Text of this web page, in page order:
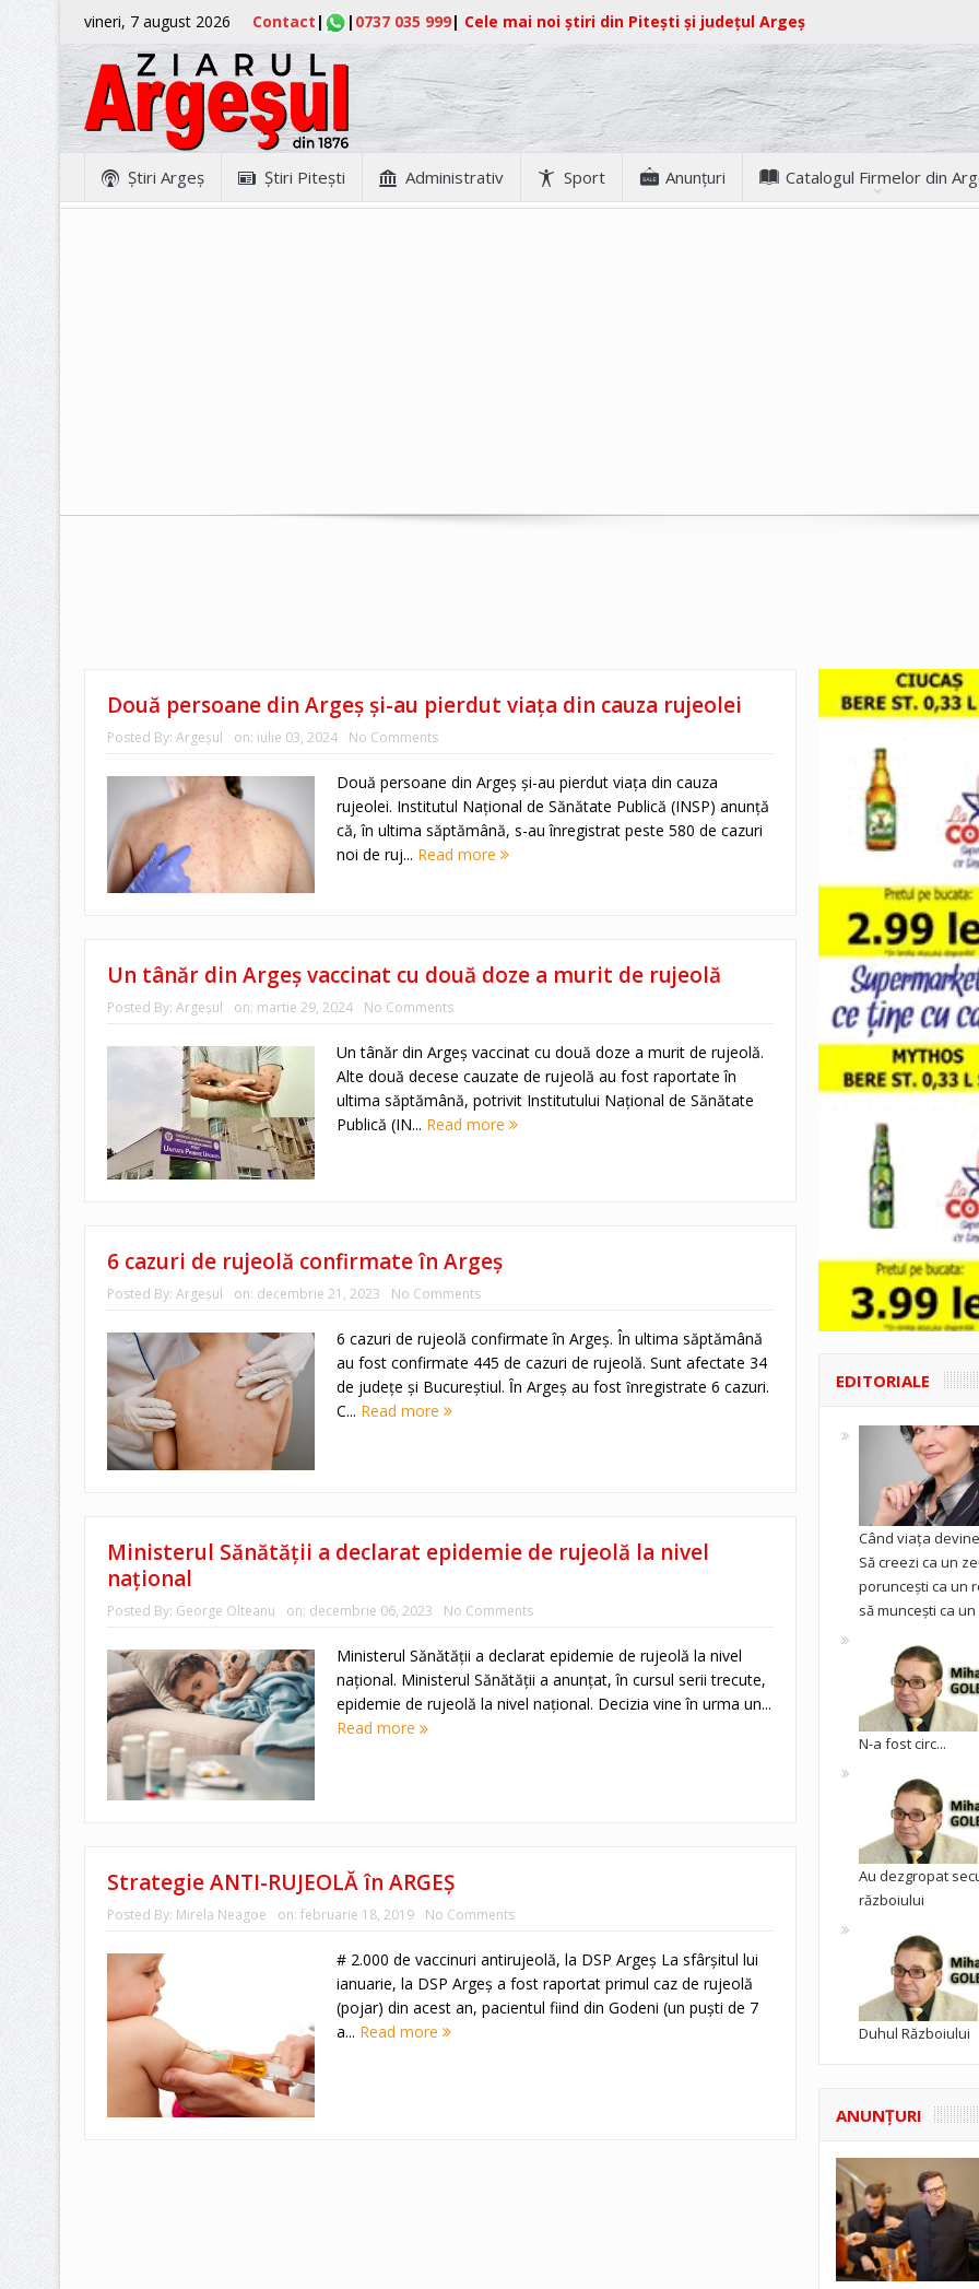
vineri, 7 august 2026 Contact | | 0737 035 999| Cele mai noi știri din Pitești și județul Argeș
Ştiri Argeş Ştiri Piteşti Administrativ Sport Anunţuri Catalogul Firmelor din
Două persoane din Argeș și-au pierdut viața din cauza rujeolei
Posted By: Argeşul on: iulie 03, 2024 No Comments
Două persoane din Argeș și-au pierdut viața din cauza
rujeolei. Institutul Naţional de Sănătate Publică (INSP) anunţă
că, în ultima săptămână, s-au înregistrat peste 580 de cazuri
noi de ruj... Read more
Un tânăr din Argeș vaccinat cu două doze a murit de rujeolă
Posted By: Argeşul on: martie 29, 2024 No Comments
Un tânăr din Argeș vaccinat cu două doze a murit de rujeolă.
Alte două decese cauzate de rujeolă au fost raportate în
ultima săptămână, potrivit Institutului Naţional de Sănătate
Publică (IN... Read more
6 cazuri de rujeolă confirmate în Argeș
Posted By: Argeşul on: decembrie 21, 2023 No Comments
6 cazuri de rujeolă confirmate în Argeș. În ultima săptămână
au fost confirmate 445 de cazuri de rujeolă. Sunt afectate 34
de judeţe şi Bucureştiul. Ȋn Argeş au fost ȋnregistrate 6 cazuri.
C... Read more
Ministerul Sănătății a declarat epidemie de rujeolă la nivel
național
Posted By: George Olteanu on: decembrie 06, 2023 No Comments
Ministerul Sănătății a declarat epidemie de rujeolă la nivel
național. Ministerul Sănătății a anunțat, în cursul serii trecute,
epidemie de rujeolă la nivel național. Decizia vine în urma un...
Read more
Strategie ANTI-RUJEOLĂ în ARGEŞ
Posted By: Mirela Neagoe on: februarie 18, 2019 No Comments
# 2.000 de vaccinuri antirujeolă, la DSP Argeş La sfârşitul lui
ianuarie, la DSP Argeş a fost raportat primul caz de rujeolă
(pojar) din acest an, pacientul fiind din Godeni (un puşti de 7
a... Read more
EDITORIALE
Când viața
Să creezi ca un
poruncești ca un
să muncești ca un
N-a fost circ...
Au dezgropat
războiului
Duhul Războiului
ANUNŢURI